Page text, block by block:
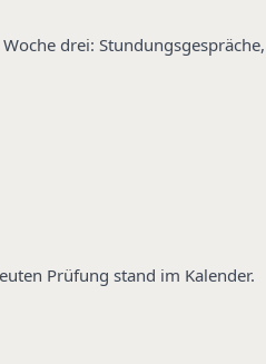
drei: Stundungsgespräche,
Prüfung stand im Kalender.